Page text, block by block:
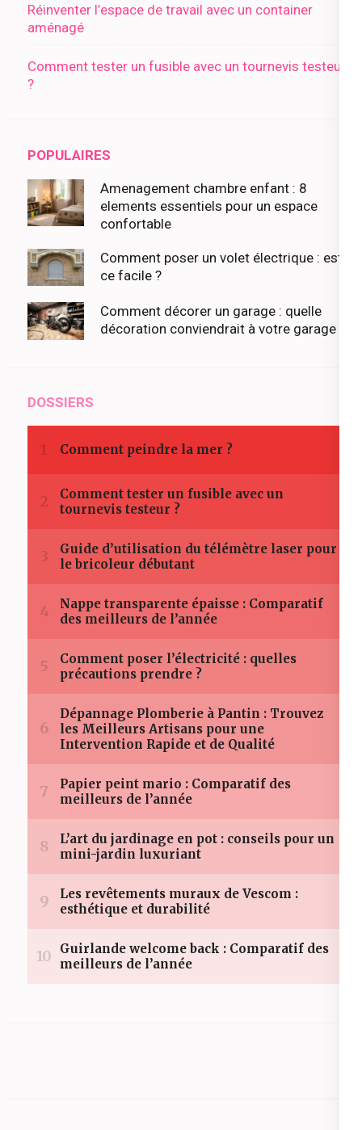
Réinventer l’espace de travail avec un container
aménagé
Comment tester un fusible avec un tournevis testeur
?
POPULAIRES
Amenagement chambre enfant : 8
elements essentiels pour un espace
confortable
Comment poser un volet électrique : est-
ce facile ?
Comment décorer un garage : quelle
décoration conviendrait à votre garage ?
DOSSIERS